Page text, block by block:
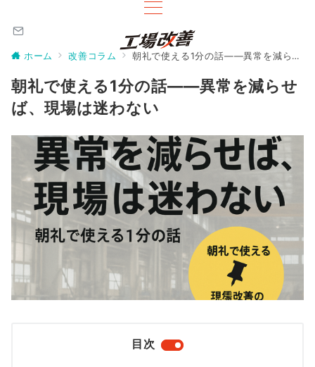
ホーム 改善コラム 朝礼で使える1分の話――異常を減らせば、現場は迷わない
朝礼で使える1分の話――異常を減らせ
ば、現場は迷わない
目次